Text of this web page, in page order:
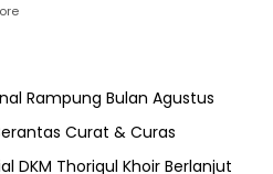
Rampung Bulan Agustus
Curat & Curas
DKM Thoriqul Khoir Berlanjut